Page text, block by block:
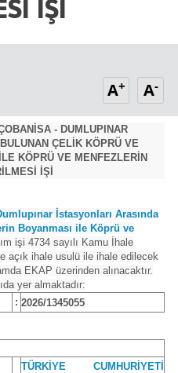
İŞİ
A+ A-
- DUMLUPINAR
ÇELİK KÖPRÜ VE
KÖPRÜ VE MENFEZLERİN
İŞİ
İstasyonları Arasında
Boyanması ile Köprü ve
işi 4734 sayılı Kamu İhale
açık ihale usulü ile ihale edilecek
EKAP üzerinden alınacaktır.
yer almaktadır:
: 2026/1345055
TÜRKİYE CUMHURİYETİ